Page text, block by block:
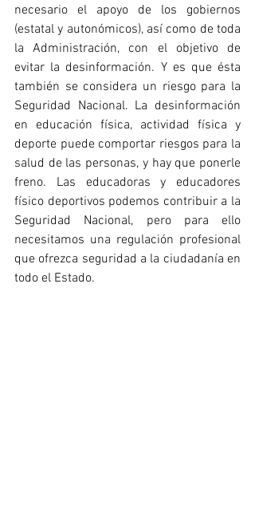
necesario el apoyo de los gobiernos
(estatal y autonómicos), así como de toda
la Administración, con el objetivo de
evitar la desinformación. Y es que ésta
también se considera un riesgo para la
Seguridad Nacional. La desinformación
en educación física, actividad física y
deporte puede comportar riesgos para la
salud de las personas, y hay que ponerle
freno. Las educadoras y educadores
físico deportivos podemos contribuir a la
Seguridad Nacional, pero para ello
necesitamos una regulación profesional
que ofrezca seguridad a la ciudadanía en
todo el Estado.